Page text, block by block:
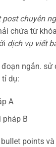
chuyên
chứa từ
dịch vụ viết
ngắn. sử
tỉ dụ:
A
pháp B
points